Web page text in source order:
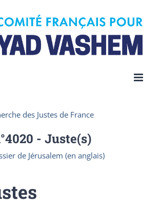
des Justes de France
4020 - Juste(s)
de Jérusalem (en anglais)